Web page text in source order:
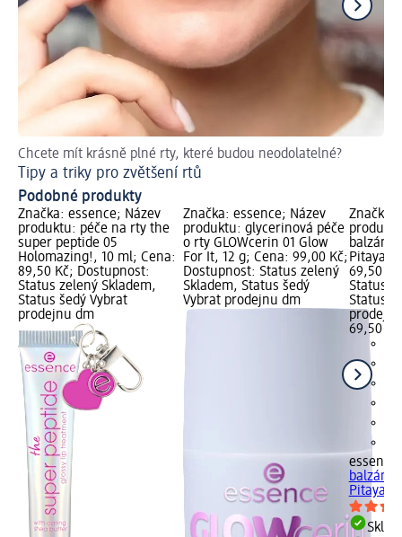
Chcete mít krásně plné rty, které budou neodolatelné?
Tipy a triky pro zvětšení rtů
Podobné produkty
Značka: essence; Název
produktu: péče na rty the
super peptide 05
Holomazing!, 10 ml; Cena:
89,50 Kč; Dostupnost:
Status zelený Skladem,
Status šedý Vybrat
prodejnu dm
Značka: essence; Název
produktu: glycerinová péče
o rty GLOWcerin 01 Glow
For It, 12 g; Cena: 99,00 Kč;
Dostupnost: Status zelený
Skladem, Status šedý
Vybrat prodejnu dm
Značka:
balzám
Pitaya,
69,50
Status
Status
69,50 Kč
essence
balzám
Pitaya,